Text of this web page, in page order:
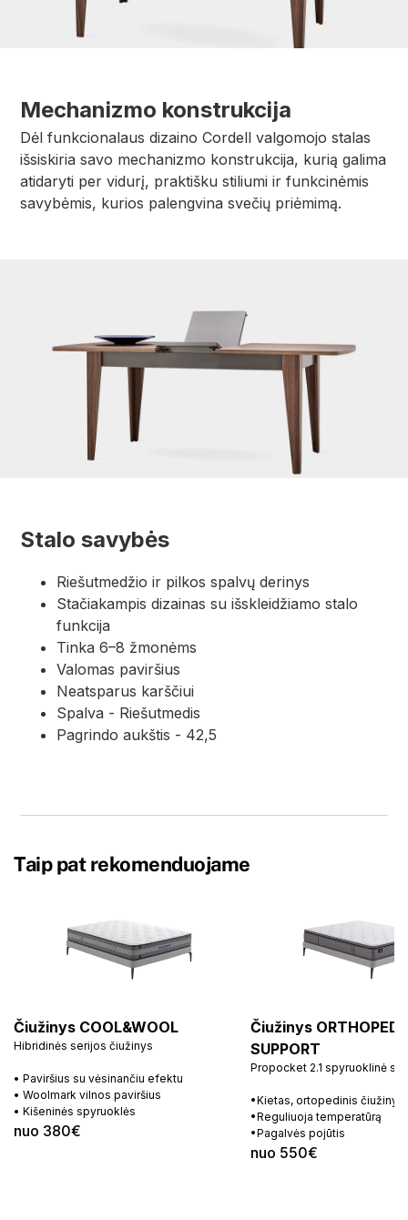
Mechanizmo konstrukcija
Dėl funkcionalaus dizaino Cordell valgomojo stalas
išsiskiria savo mechanizmo konstrukcija, kurią galima
atidaryti per vidurį, praktišku stiliumi ir funkcinėmis
savybėmis, kurios palengvina svečių priėmimą.
Stalo savybės
Riešutmedžio ir pilkos spalvų derinys
Stačiakampis dizainas su išskleidžiamo stalo
funkcija
Tinka 6–8 žmonėms
Valomas paviršius
Neatsparus karščiui
Spalva - Riešutmedis
Pagrindo aukštis - 42,5
Taip pat rekomenduojame
Čiužinys COOL&WOOL
Hibridinės serijos čiužinys
• Paviršius su vėsinančiu efektu
• Woolmark vilnos paviršius
• Kišeninės spyruoklės
nuo 380€
Čiužinys
SUPPORT
Propocket 2.1 spyruoklinė
•Kietas, ortopedinis čiužinys
•Reguliuoja temperatūrą
•Pagalvės pojūtis
nuo 550€